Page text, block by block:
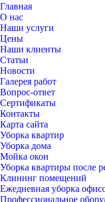
Главная
О нас
Наши услуги
Цены
Наши клиенты
Статьи
Новости
Галерея работ
Вопрос-ответ
Сертификаты
Контакты
Карта сайта
Уборка квартир
Уборка дома
Мойка окон
Уборка квартиры после
Клининг помещений
Ежедневная уборка
Профессиональное